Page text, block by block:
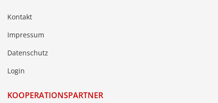
Kontakt
Impressum
Datenschutz
Login
KOOPERATIONSPARTNER